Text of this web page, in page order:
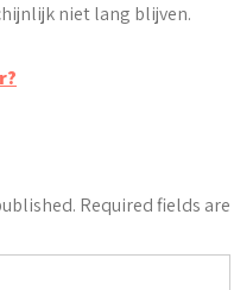
niet lang blijven.
Required fields